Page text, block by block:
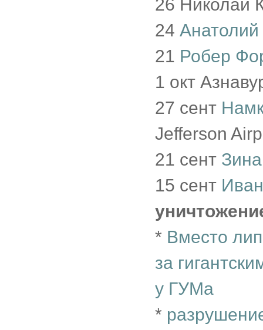
26 Николай
24
21 Робер
1 окт
27 сент
Jefferson
21 сент
15 сент
* Вместо
за
у ГУМа
*